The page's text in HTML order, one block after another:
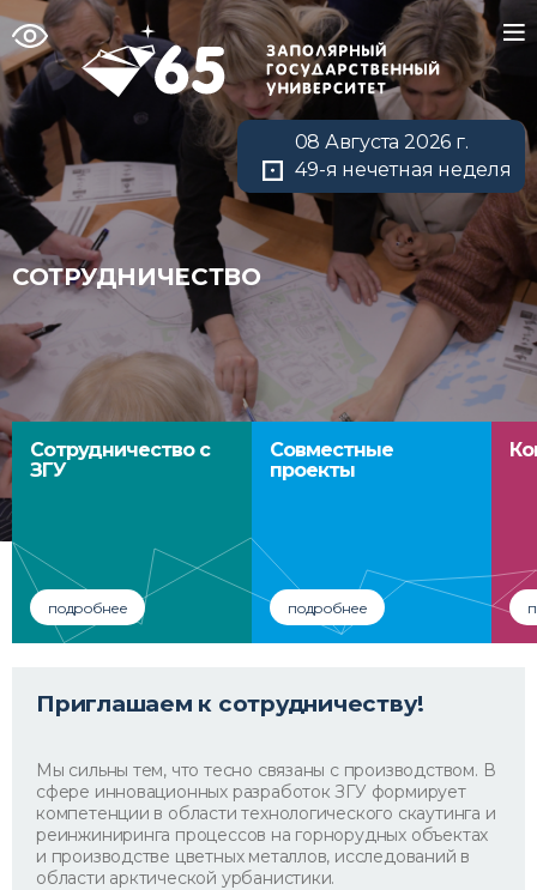
08 Августа 2026 г.
49-я нечетная неделя
СОТРУДНИЧЕСТВО
Сотрудничество с
ЗГУ
подробнее
Совместные
проекты
подробнее
Приглашаем к сотрудничеству!
Мы сильны тем, что тесно связаны с производством. В
сфере инновационных разработок ЗГУ формирует
компетенции в области технологического скаутинга и
реинжиниринга процессов на горнорудных объектах
и производстве цветных металлов, исследований в
области арктической урбанистики.